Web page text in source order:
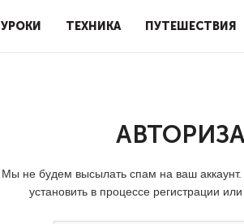
УРОКИ ТЕХНИКА ПУТЕШЕСТВИЯ
Мы не будем высылать спам на ваш
установить в процессе регистрации